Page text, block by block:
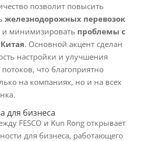
позволит повысить
железнодорожных перевозок
и минимизировать проблемы с
. Основной акцент сделан
настройки и улучшения
что благоприятно
на компаниях, но и на всех
для бизнеса
FESCO и Kun Rong открывает
для бизнеса, работающего